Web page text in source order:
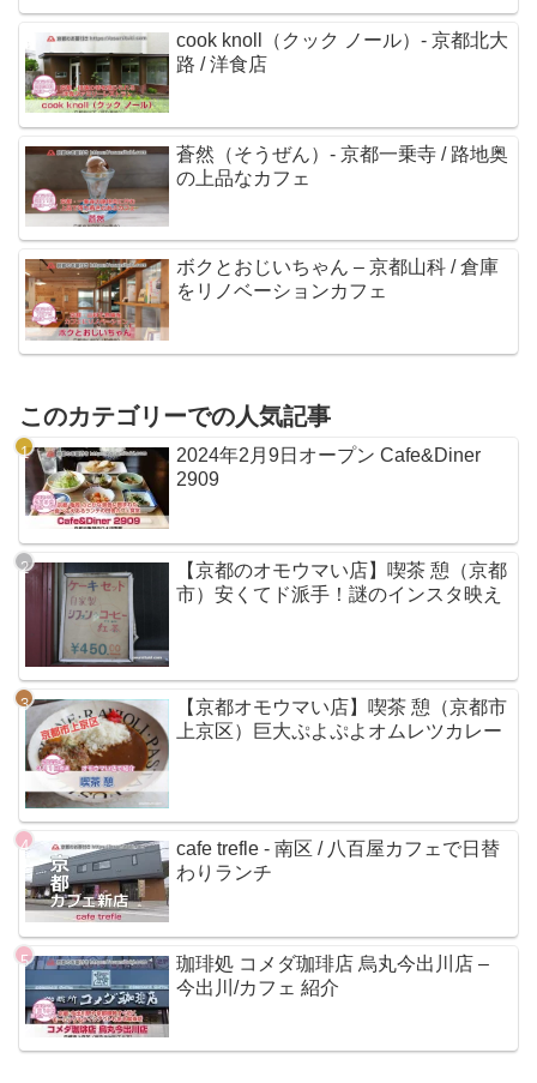
cook knoll（クック ノール）- 京都北大
路 / 洋食店
蒼然（そうぜん）- 京都一乗寺 / 路地奥
の上品なカフェ
ボクとおじいちゃん – 京都山科 / 倉庫
をリノベーションカフェ
このカテゴリーでの人気記事
2024年2月9日オープン Cafe&Diner
2909
【京都のオモウマい店】喫茶 憩（京都
市）安くてド派手！謎のインスタ映え
【京都オモウマい店】喫茶 憩（京都市
上京区）巨大ぷよぷよオムレツカレー
cafe trefle - 南区 / 八百屋カフェで日替
わりランチ
珈琲処 コメダ珈琲店 烏丸今出川店 –
今出川/カフェ 紹介